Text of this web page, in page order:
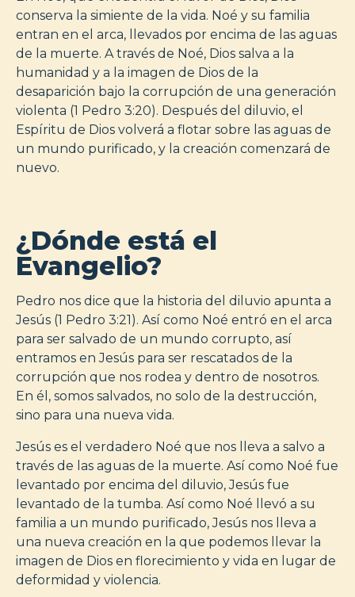
conserva la simiente de la vida. Noé y su familia
entran en el arca, llevados por encima de las aguas
de la muerte. A través de Noé, Dios salva a la
humanidad y a la imagen de Dios de la
desaparición bajo la corrupción de una generación
violenta (1 Pedro 3:20). Después del diluvio, el
Espíritu de Dios volverá a flotar sobre las aguas de
un mundo purificado, y la creación comenzará de
nuevo.
¿Dónde está el
Evangelio?
Pedro nos dice que la historia del diluvio apunta a
Jesús (1 Pedro 3:21). Así como Noé entró en el arca
para ser salvado de un mundo corrupto, así
entramos en Jesús para ser rescatados de la
corrupción que nos rodea y dentro de nosotros.
En él, somos salvados, no solo de la destrucción,
sino para una nueva vida.
Jesús es el verdadero Noé que nos lleva a salvo a
través de las aguas de la muerte. Así como Noé fue
levantado por encima del diluvio, Jesús fue
levantado de la tumba. Así como Noé llevó a su
familia a un mundo purificado, Jesús nos lleva a
una nueva creación en la que podemos llevar la
imagen de Dios en florecimiento y vida en lugar de
deformidad y violencia.